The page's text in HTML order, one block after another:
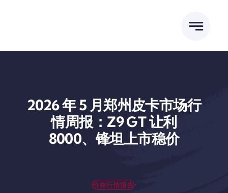
容
2026 年 5 月郑州皮卡市场行
情周报：Z9 GT 让利
8000、锋坦上市稳价
价格行情报告·